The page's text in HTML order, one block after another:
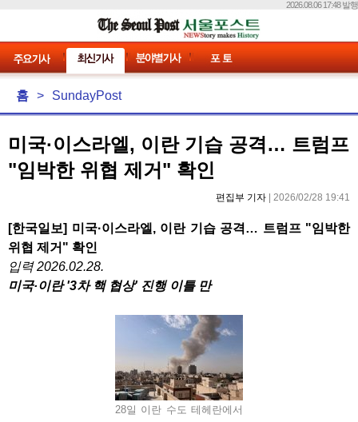
2026.08.06 17:48 발행
홈 > SundayPost
미국·이스라엘, 이란 기습 공격… 트럼프
"임박한 위협 제거" 확인
편집부 기자 | 2026/02/28 19:41
[한국일보] 미국·이스라엘, 이란 기습 공격… 트럼프 "임박한
위협 제거" 확인
입력 2026.02.28.
미국·이란 '3차 핵 협상' 진행 이틀 만
28일 이란 수도 테헤란에서